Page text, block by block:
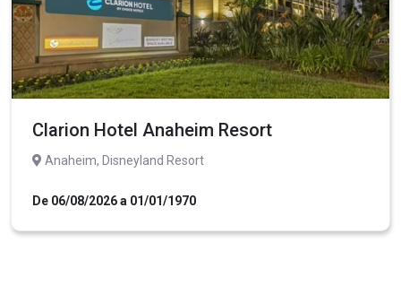
Clarion Hotel Anaheim Resort
Anaheim, Disneyland Resort
De 06/08/2026 a 01/01/1970